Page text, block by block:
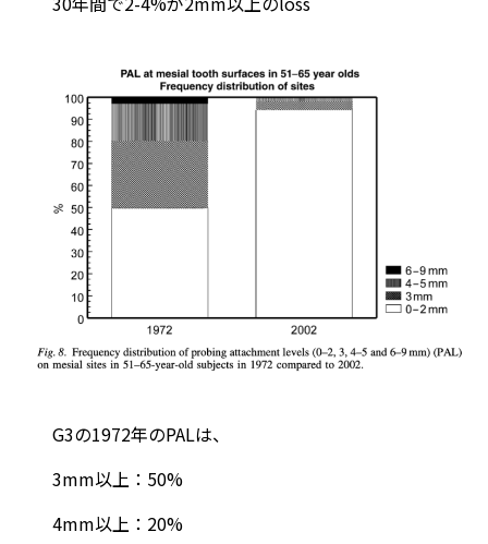
G3の1972年のPALは、
3mm以上：50%
4mm以上：20%